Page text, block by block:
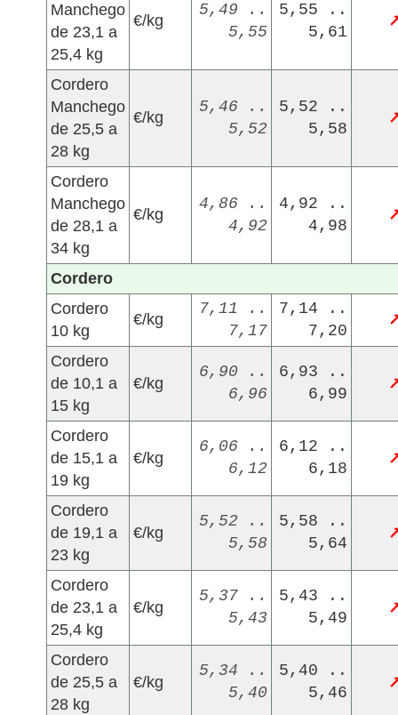
Manchego
de 23,1 a
25,4 kg
€/kg
5,49 ..
5,55
5,55 ..
5,61
Cordero
Manchego
de 25,5 a
28 kg
€/kg
5,46 ..
5,52
5,52 ..
5,58
Cordero
Manchego
de 28,1 a
34 kg
€/kg
4,86 ..
4,92
4,92 ..
4,98
Cordero
Cordero
10 kg
€/kg
7,11 ..
7,17
7,14 ..
7,20
Cordero
de 10,1 a
15 kg
€/kg
6,90 ..
6,96
6,93 ..
6,99
Cordero
de 15,1 a
19 kg
€/kg
6,06 ..
6,12
6,12 ..
6,18
Cordero
de 19,1 a
23 kg
€/kg
5,52 ..
5,58
5,58 ..
5,64
Cordero
de 23,1 a
25,4 kg
€/kg
5,37 ..
5,43
5,43 ..
5,49
Cordero
de 25,5 a
28 kg
€/kg
5,34 ..
5,40
5,40 ..
5,46